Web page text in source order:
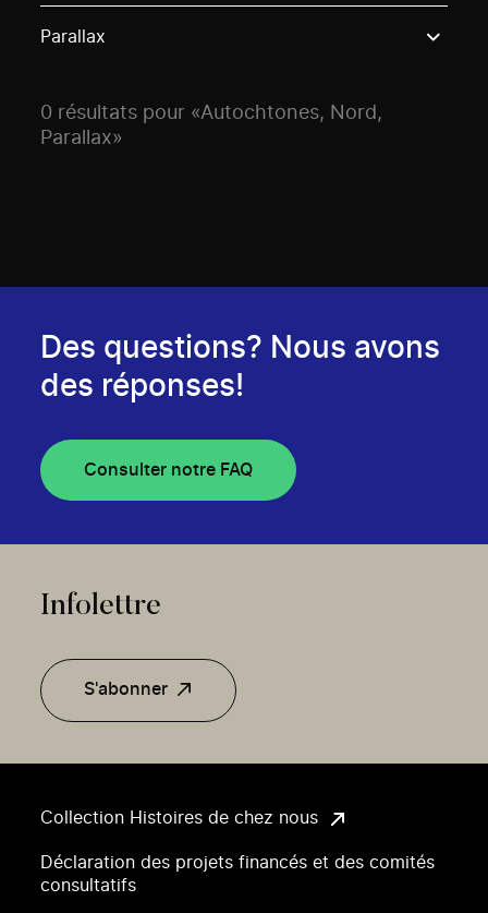
Parallax
0 résultats pour «Autochtones, Nord,
Parallax»
Collection Histoires de chez nous
Déclaration des projets financés et des comités
consultatifs
Des questions? Nous avons
des réponses!
Consulter notre FAQ
Infolettre
S'abonner